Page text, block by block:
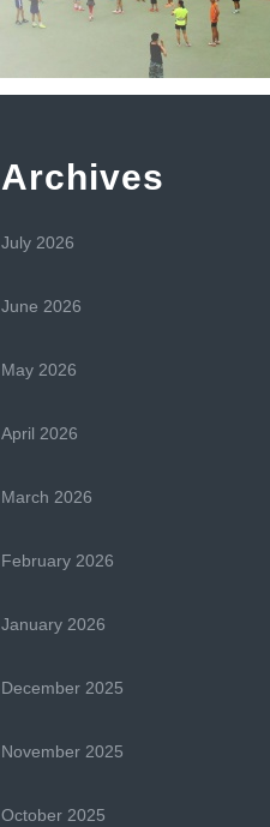
Archives
July 2026
June 2026
May 2026
April 2026
March 2026
February 2026
January 2026
December 2025
November 2025
October 2025